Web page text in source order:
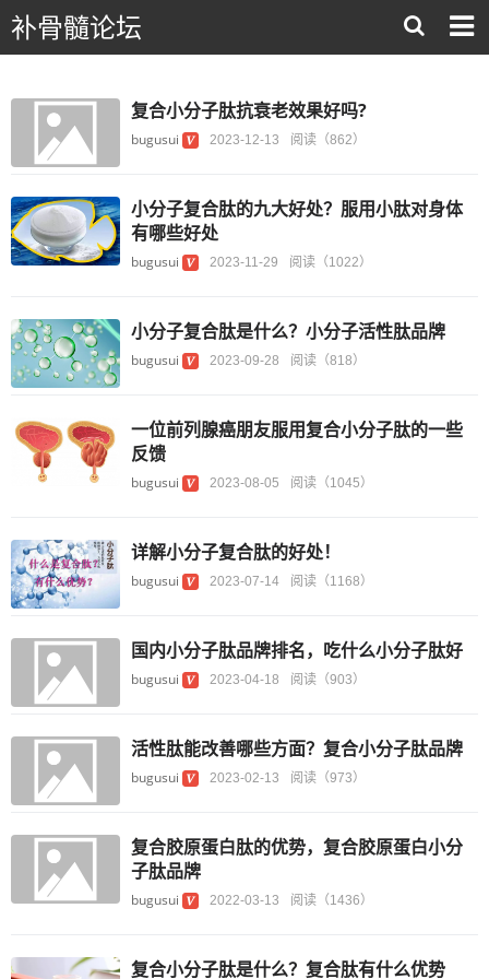
补骨髓论坛
复合小分子肽抗衰老效果好吗?
bugusui 2023-12-13 阅读（862）
小分子复合肽的九大好处？服用小肽对身体
有哪些好处
bugusui 2023-11-29 阅读（1022）
小分子复合肽是什么？小分子活性肽品牌
bugusui 2023-09-28 阅读（818）
一位前列腺癌朋友服用复合小分子肽的一些
反馈
bugusui 2023-08-05 阅读（1045）
详解小分子复合肽的好处！
bugusui 2023-07-14 阅读（1168）
国内小分子肽品牌排名，吃什么小分子肽好
bugusui 2023-04-18 阅读（903）
活性肽能改善哪些方面？复合小分子肽品牌
bugusui 2023-02-13 阅读（973）
复合胶原蛋白肽的优势，复合胶原蛋白小分
子肽品牌
bugusui 2022-03-13 阅读（1436）
复合小分子肽是什么？复合肽有什么优势